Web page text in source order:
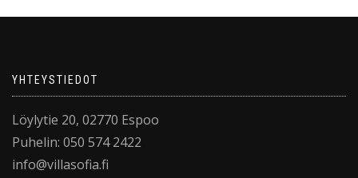
YHTEYSTIEDOT
Löylytie 20, 02770 Espoo
Puhelin: 050 574 2422
info@villasofia.fi